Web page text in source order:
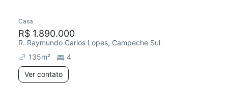
Casa
R$ 1.890.000
R. Raymundo Carlos Lopes, Campeche Sul
135m²
4
Ver contato